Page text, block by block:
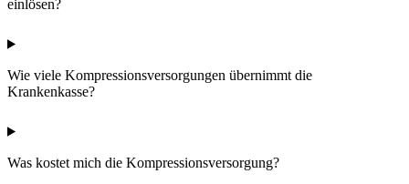
einlösen?
Wie viele Kompressionsversorgungen übernimmt die
Krankenkasse?
Was kostet mich die Kompressionsversorgung?